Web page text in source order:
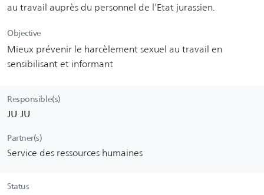
au travail auprès du personnel de l’Etat jurassien.
Objective
Mieux prévenir le harcèlement sexuel au travail en
sensibilisant et informant
Responsible(s)
JU JU
Partner(s)
Service des ressources humaines
Status